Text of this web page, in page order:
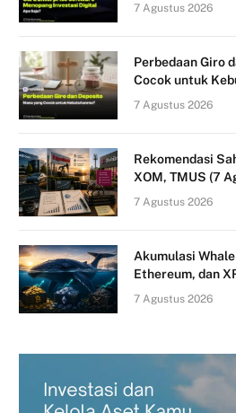
7 Agustus 2026
Perbedaan Giro
Cocok untuk
7 Agustus 2026
Rekomendasi
XOM, TMUS (7
7 Agustus 2026
Akumulasi
Ethereum, dan
7 Agustus 2026